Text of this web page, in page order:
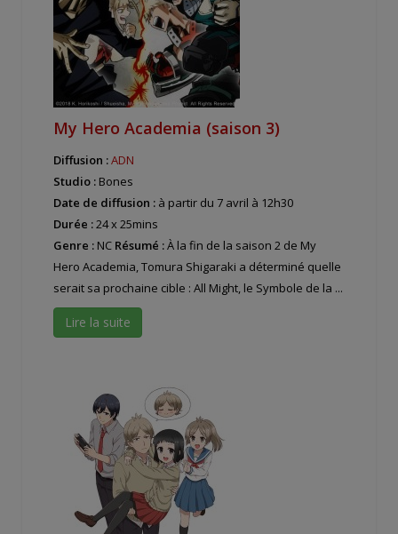
My Hero Academia (saison 3)
Diffusion :ADN
Studio : Bones
Date de diffusion : à partir du 7 avril à 12h30
Durée :24 x 25mins
Genre : NC Résumé :À la fin de la saison 2 de My
Hero Academia, Tomura Shigaraki a déterminé quelle
serait sa prochaine cible : All Might, le Symbole de la ...
Lire la suite